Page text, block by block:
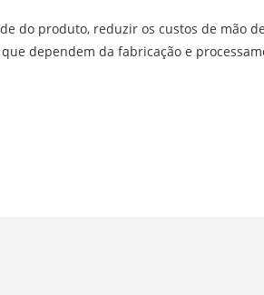
do produto, reduzir os custos de mão de
dependem da fabricação e